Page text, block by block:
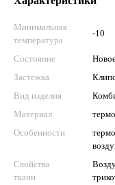
Минимальная
температура
-10
Состояние
Застежка
Вид изделия
Материал
Особенности
Свойства
ткани